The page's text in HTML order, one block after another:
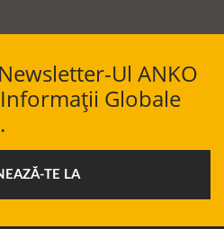
Ul ANKO
Globale
TE LA